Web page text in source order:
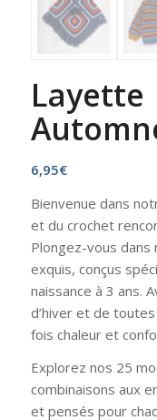
Layette
6,95€
Bienvenue dans
et du crochet
Plongez-vous
exquis, conçus
naissance à 3 ans.
d’hiver et de
fois chaleur et
Explorez nos 25
combinaisons aux
et pensés pour